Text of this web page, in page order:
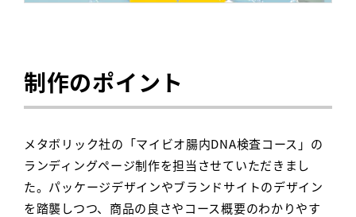
制作のポイント
メタボリック社の「マイビオ腸内DNA検査コース」の
ランディングページ制作を担当させていただきまし
た。パッケージデザインやブランドサイトのデザイン
を踏襲しつつ、商品の良さやコース概要のわかりやす